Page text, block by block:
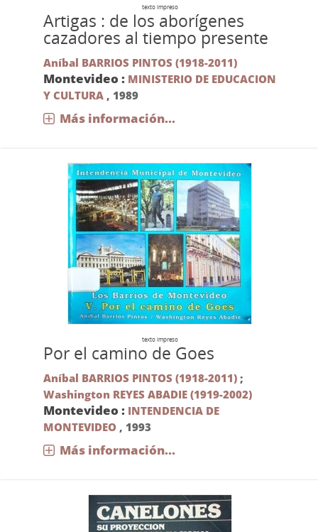
texto impreso
Artigas : de los aborígenes
cazadores al tiempo presente
Aníbal BARRIOS PINTOS (1918-2011)
Montevideo : MINISTERIO DE EDUCACION
Y CULTURA, 1989
Más información...
texto impreso
Por el camino de Goes
Aníbal BARRIOS PINTOS (1918-2011);
Washington REYES ABADIE (1919-2002)
Montevideo : INTENDENCIA DE
MONTEVIDEO , 1993
Más información...